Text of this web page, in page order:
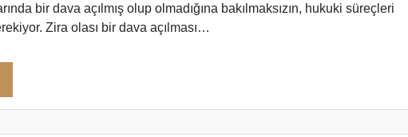
bir dava açılmış olup olmadığına bakılmaksızın, hukuki süreçleri
Zira olası bir dava açılması…